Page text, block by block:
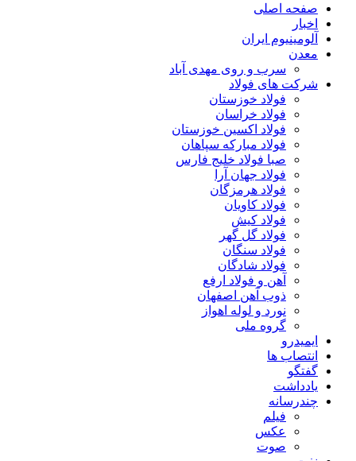
صفحه اصلی
اخبار
آلومینیوم ایران
معدن
سرب و روی مهدی آباد
شرکت های فولاد
فولاد خوزستان
فولاد خراسان
فولاد اکسین خوزستان
فولاد مبارکه سپاهان
صبا فولاد خلیج فارس
فولاد جهان آرا
فولاد هرمزگان
فولاد کاویان
فولاد کیش
فولاد گل گهر
فولاد سنگان
فولاد شادگان
آهن و فولاد ارفع
ذوب آهن اصفهان
نورد و لوله اهواز
گروه ملی
ایمیدرو
انتصاب ها
گفتگو
یادداشت
چندرسانه
فیلم
عکس
صوت